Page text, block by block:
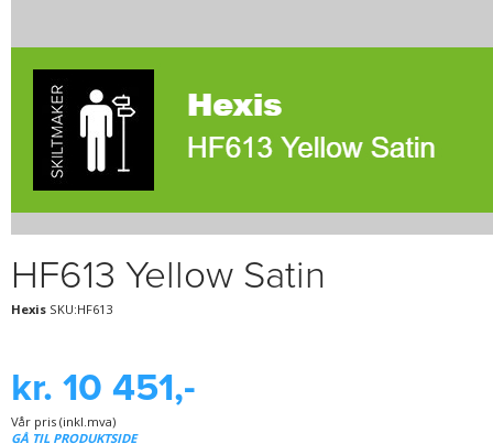
HF613 Yellow Satin
Hexis SKU:HF613
kr. 10 451,-
Vår pris (inkl.mva)
GÅ TIL PRODUKTSIDE